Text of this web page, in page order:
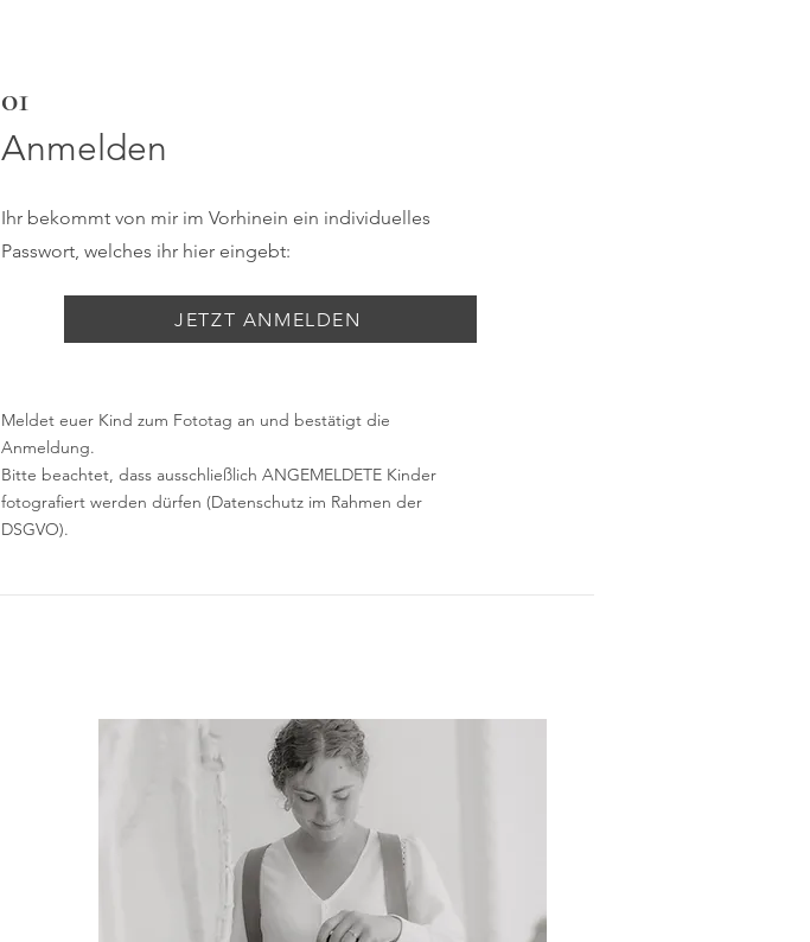
01
Anmelden
Ihr bekommt von mir im Vorhinein ein individuelles
Passwort, welches ihr hier eingebt:
JETZT ANMELDEN
Meldet euer Kind zum Fototag an und bestätigt die
Anmeldung.
Bitte beachtet, dass ausschließlich ANGEMELDETE Kinder
fotografiert werden dürfen (Datenschutz im Rahmen der
DSGVO).